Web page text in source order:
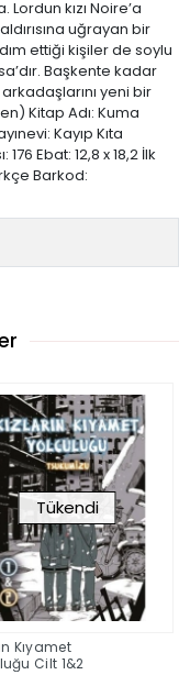
kızı Noire’a
uğrayan bir
ettiği kişiler de soylu
Başkente kadar
yeni bir
Kitap Adı: Kuma
Kayıp Kıta
Ebat: 12,8 x 18,2 İlk
Barkod:
Tükendi
Kıyamet
Cilt 1&2